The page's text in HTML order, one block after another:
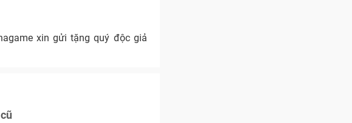
xin gửi tặng quý độc giả